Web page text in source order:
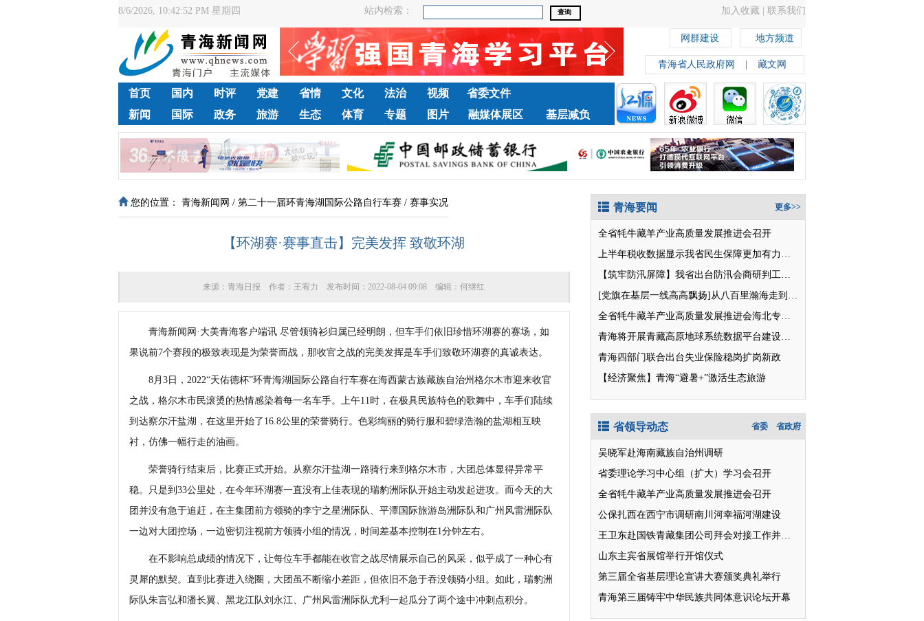
8/6/2026, 10:42:52 PM 星期四 站内检索： 加入收藏 联系我们
网群建设 地方频道
青海省人民政府网 藏文网
首页 国内 时评 党建 省情 文化 法治 视频
省委文件
新闻
国际 政务 旅游 生态 体育 专题 图片 融媒体展区 基层减负
您的位置： 青海新闻网 / 第二十一届环青海湖国际公路自行车赛 / 赛事实况
【环湖赛·赛事直击】完美发挥 致敬环湖
来源：青海日报 作者： 王宥力 发布时间：2022-08-04 09:08 编辑：何继红
青海新闻网·大美青海客户端讯 尽管领骑衫归属已经明朗，但车手们依旧珍惜环湖赛的赛场，如
果说前7个赛段的极致表现是为荣誉而战，那收官之战的完美发挥是车手们致敬环湖赛的真诚表达。
8月3日，2022“天佑德杯”环青海湖国际公路自行车赛在海西蒙古族藏族自治州格尔木市迎来收官
之战，格尔木市民滚烫的热情感染着每一名车手。上午11时，在极具民族特色的歌舞中，车手们陆续
到达察尔汗盐湖，在这里开始了16.8公里的荣誉骑行。色彩绚丽的骑行服和碧绿浩瀚的盐湖相互映
衬，仿佛一幅行走的油画。
荣誉骑行结束后，比赛正式开始。从察尔汗盐湖一路骑行来到格尔木市，大团总体显得异常平
稳。只是到33公里处，在今年环湖赛一直没有上佳表现的瑞豹洲际队开始主动发起进攻。而今天的大
团并没有急于追赶，在主集团前方领骑的李宁之星洲际队、平潭国际旅游岛洲际队和广州风雷洲际队
一边对大团控场，一边密切注视前方领骑小组的情况，时间差基本控制在1分钟左右。
在不影响总成绩的情况下，让每位车手都能在收官之战尽情展示自己的风采，似乎成了一种心有
灵犀的默契。直到比赛进入绕圈，大团虽不断缩小差距，但依旧不急于吞没领骑小组。如此，瑞豹洲
际队朱言弘和潘长翼、黑龙江队刘永江、广州风雷洲际队尤利一起瓜分了两个途中冲刺点积分。
青海要闻 更多>>
全省牦牛藏羊产业高质量发展推进会召开
上半年税收数据显示我省民生保障更加有力有效
【筑牢防汛屏障】我省出台防汛会商研判工作指引
[党旗在基层一线高高飘扬]从八百里瀚海走到人民大会堂
全省牦牛藏羊产业高质量发展推进会海北专题推介会举行
青海将开展青藏高原地球系统数据平台建设试点
青海四部门联合出台失业保险稳岗扩岗新政
【经济聚焦】青海“避暑+”激活生态旅游
省领导动态 省政府
省委
吴晓军赴海南藏族自治州调研
省委理论学习中心组（扩大）学习会召开
全省牦牛藏羊产业高质量发展推进会召开
公保扎西在西宁市调研南川河幸福河湖建设
王卫东赴国铁青藏集团公司拜会对接工作并座谈
山东主宾省展馆举行开馆仪式
第三届全省基层理论宣讲大赛颁奖典礼举行
青海第三届铸牢中华民族共同体意识论坛开幕